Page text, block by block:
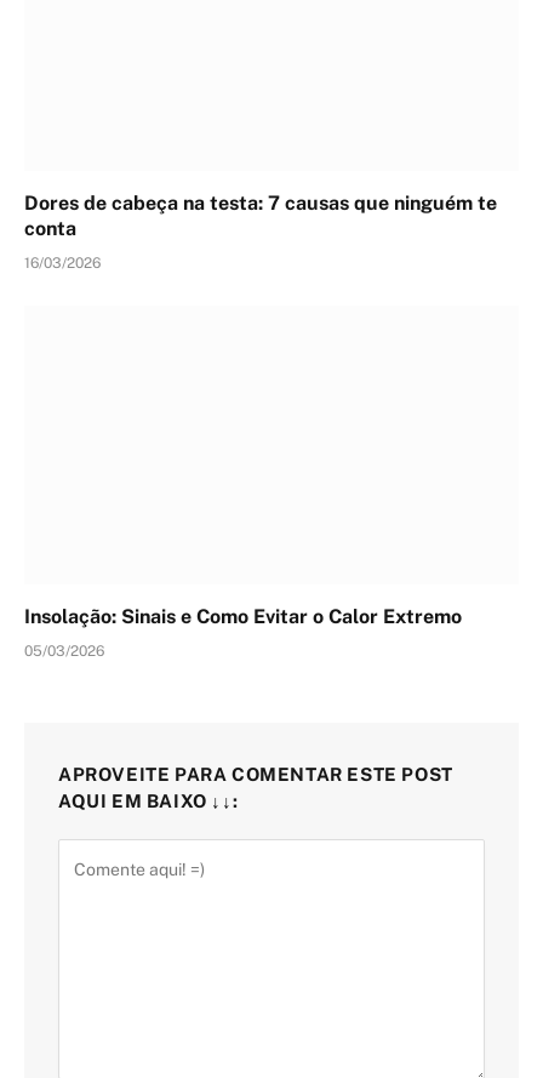
Dores de cabeça na testa: 7 causas que ninguém te
conta
16/03/2026
Insolação: Sinais e Como Evitar o Calor Extremo
05/03/2026
APROVEITE PARA COMENTAR ESTE POST
AQUI EM BAIXO ↓↓: